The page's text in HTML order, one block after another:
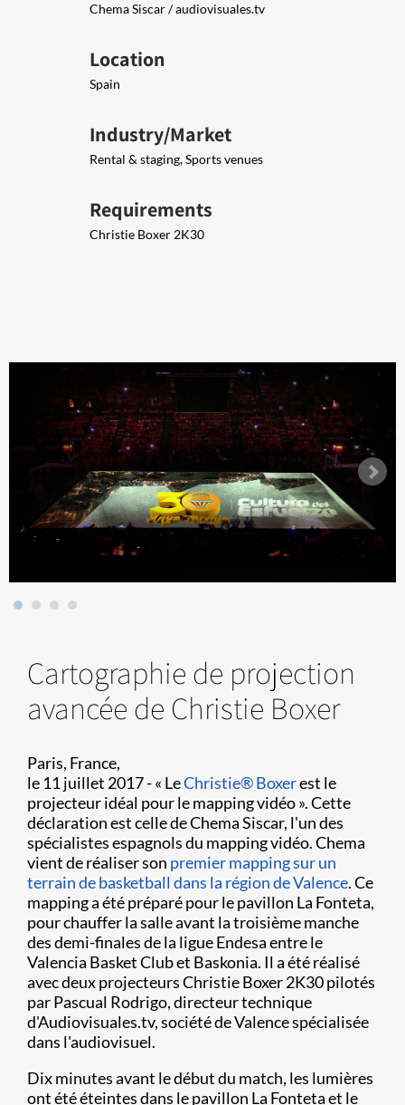
Chema Siscar / ​audiovisuales.tv
Location
Spain
Industry/Market
Rental & staging, Sports venues
Requirements
Christie Boxer 2K30​
Cartographie de projection
avancée de Christie Boxer
Paris, France,
le 11 juillet 2017 -« LeChristie®Boxerest le
projecteur idéal pour le mapping vidéo ». Cette
déclaration est celle de Chema Siscar, l'un des
spécialistes espagnols du mapping vidéo. Chema
vient de réaliser son premier mapping sur un
terrain de basketball dans la région de Valence. Ce
mapping a été préparé pour le pavillon La Fonteta,
pour chauffer la salle avant la troisième manche
des demi-finales de la ligue Endesa entre le
Valencia Basket Club et Baskonia. Il a été réalisé
avec deux projecteurs Christie Boxer 2K30 pilotés
par Pascual Rodrigo, directeur technique
d'Audiovisuales.tv, société de Valence spécialisée
dans l'audiovisuel.
Dix minutes avant le début du match, les lumières
ont été éteintes dans le pavillon La Fonteta et le